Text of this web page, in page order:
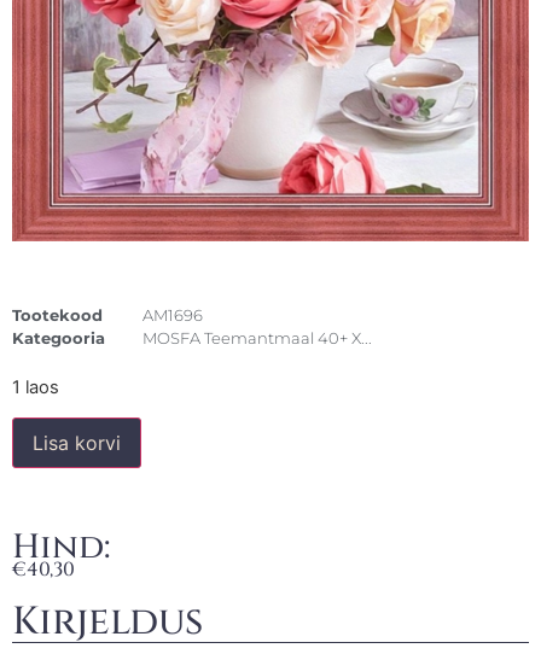
Tootekood
AM1696
Kategooria
MOSFA Teemantmaal 40+ X...
1 laos
Lisa korvi
Hind:
€40,30
Kirjeldus